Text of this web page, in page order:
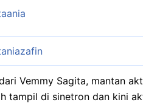
Vemmy Sagita, mantan
tampil di sinetron dan kini